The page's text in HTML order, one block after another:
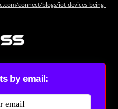
connect/blogs/iot-devices-being-
by email: